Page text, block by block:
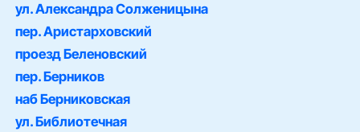
ул. Александра Солженицына
пер. Аристарховский
проезд Беленовский
пер. Берников
наб Берниковская
ул. Библиотечная